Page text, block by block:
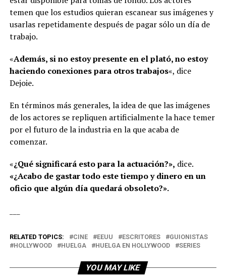
temen que los estudios quieran escanear sus imágenes y
usarlas repetidamente después de pagar sólo un día de
trabajo.
«Además, si no estoy presente en el plató, no estoy
haciendo conexiones para otros trabajos«, dice
Dejoie.
En términos más generales, la idea de que las imágenes
de los actores se repliquen artificialmente la hace temer
por el futuro de la industria en la que acaba de
comenzar.
«¿Qué significará esto para la actuación?», dice.
«¿Acabo de gastar todo este tiempo y dinero en un
oficio que algún día quedará obsoleto?».
RELATED TOPICS: CINE EEUU ESCRITORES
GUIONISTAS
HOLLYWOOD
HUELGA HUELGA EN HOLLYWOOD SERIES
YOU MAY LIKE